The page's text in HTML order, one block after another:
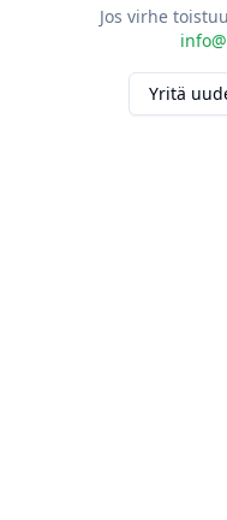
Jos virhe
Yritä